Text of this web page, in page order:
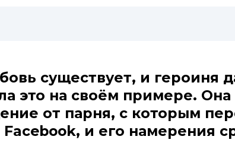
существует, и героиня
это на своём примере.
от парня, с которым
и его намерения